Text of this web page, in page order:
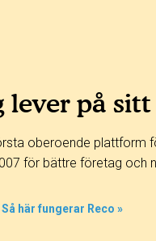
lever på
oberoende plattform
för bättre företag och
Så här fungerar Reco »